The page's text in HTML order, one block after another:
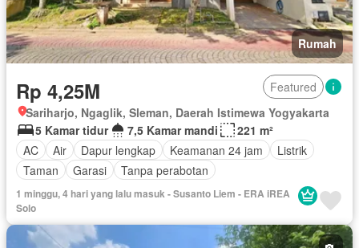
Rumah
Rp 4,25M
Featured
Sariharjo, Ngaglik, Sleman, Daerah Istimewa Yogyakarta
5 Kamar tidur
7,5 Kamar mandi
221 m²
AC
Air Dapur lengkap Keamanan 24 jam
Listrik
Taman
Garasi Tanpa perabotan
1 minggu, 4 hari yang lalu masuk - Susanto Liem - ERA iREA
Solo